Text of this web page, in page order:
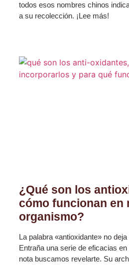
todos esos nombres chinos
a su recolección. ¡Lee más!
¿Qué son los
cómo funcionan en
organismo?
La palabra «antioxidante» no
Entraña una serie de eficacias
nota buscamos revelarte. Su